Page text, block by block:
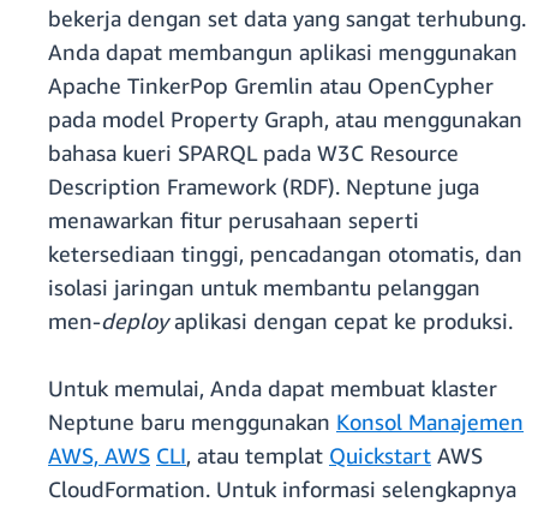
bekerja dengan set data yang sangat terhubung.
Anda dapat membangun aplikasi menggunakan
Apache TinkerPop Gremlin atau OpenCypher
pada model Property Graph, atau menggunakan
bahasa kueri SPARQL pada W3C Resource
Description Framework (RDF). Neptune juga
menawarkan fitur perusahaan seperti
ketersediaan tinggi, pencadangan otomatis, dan
isolasi jaringan untuk membantu pelanggan
men-deployaplikasi dengan cepat ke produksi.
Untuk memulai, Anda dapat membuat klaster
Neptune baru menggunakan Konsol Manajemen
AWS, AWS CLI, atau templat Quickstart AWS
CloudFormation. Untuk informasi selengkapnya